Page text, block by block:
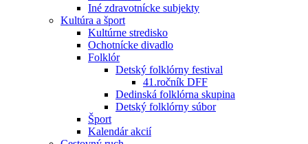
Iné zdravotnícke subjekty
Kultúra a šport
Kultúrne stredisko
Ochotnícke divadlo
Folklór
Detský folklórny festival
41.ročník DFF
Dedinská folklórna skupina
Detský folklórny súbor
Šport
Kalendár akcií